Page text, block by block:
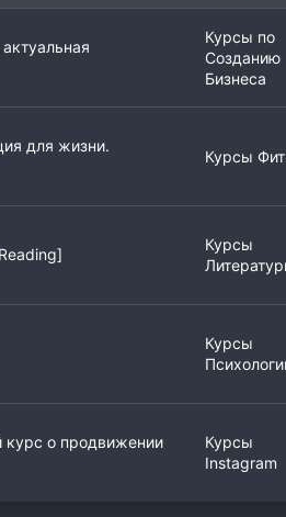
Курсы по
Созданию
Бизнеса
для жизни.
Курсы
Курсы
Курсы
курс о продвижении
Курсы
Instagram